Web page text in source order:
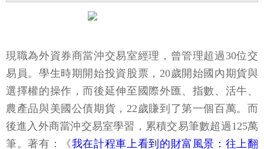
現職為外資券商當沖交易室經理，曾管理超過30位交
易員。學生時期開始投資股票，20歲開始國內期貨與
選擇權的操作，而後延伸至國際外匯、指數、活牛、
農產品與美國公債期貨，22歲賺到了第一個百萬。而
後進入外商當沖交易室學習，累積交易筆數超過125萬
筆。著有：《我在計程車上看到的財富風景：往上翻